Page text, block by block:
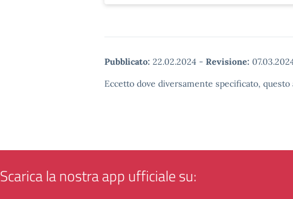
Pubblicato: 22.02.2024 - Revisione:
Eccetto dove diversamente specificato,
Scarica la nostra app ufficiale su: